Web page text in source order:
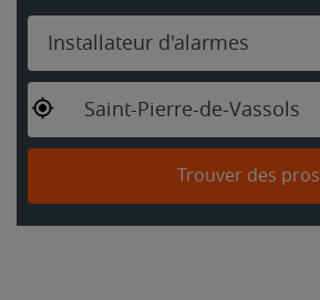
Installateur d'alarmes
Saint-Pierre-de-Vassols
Trouver des pros